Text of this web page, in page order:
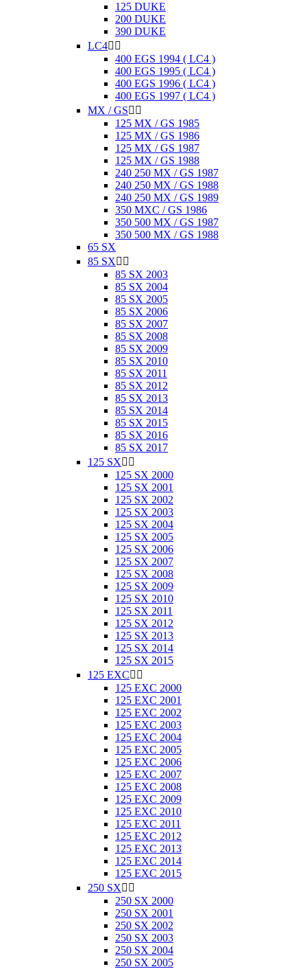
125 DUKE
200 DUKE
390 DUKE
LC4 
400 EGS 1994 ( LC4 )
400 EGS 1995 ( LC4 )
400 EGS 1996 ( LC4 )
400 EGS 1997 ( LC4 )
MX / GS 
125 MX / GS 1985
125 MX / GS 1986
125 MX / GS 1987
125 MX / GS 1988
240 250 MX / GS 1987
240 250 MX / GS 1988
240 250 MX / GS 1989
350 MXC / GS 1986
350 500 MX / GS 1987
350 500 MX / GS 1988
65 SX
85 SX 
85 SX 2003
85 SX 2004
85 SX 2005
85 SX 2006
85 SX 2007
85 SX 2008
85 SX 2009
85 SX 2010
85 SX 2011
85 SX 2012
85 SX 2013
85 SX 2014
85 SX 2015
85 SX 2016
85 SX 2017
125 SX 
125 SX 2000
125 SX 2001
125 SX 2002
125 SX 2003
125 SX 2004
125 SX 2005
125 SX 2006
125 SX 2007
125 SX 2008
125 SX 2009
125 SX 2010
125 SX 2011
125 SX 2012
125 SX 2013
125 SX 2014
125 SX 2015
125 EXC 
125 EXC 2000
125 EXC 2001
125 EXC 2002
125 EXC 2003
125 EXC 2004
125 EXC 2005
125 EXC 2006
125 EXC 2007
125 EXC 2008
125 EXC 2009
125 EXC 2010
125 EXC 2011
125 EXC 2012
125 EXC 2013
125 EXC 2014
125 EXC 2015
250 SX 
250 SX 2000
250 SX 2001
250 SX 2002
250 SX 2003
250 SX 2004
250 SX 2005